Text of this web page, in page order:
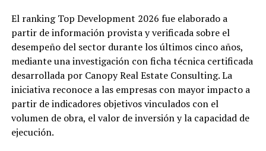
El ranking Top Development 2026 fue elaborado a
partir de información provista y verificada sobre el
desempeño del sector durante los últimos cinco años,
mediante una investigación con ficha técnica certificada
desarrollada por Canopy Real Estate Consulting. La
iniciativa reconoce a las empresas con mayor impacto a
partir de indicadores objetivos vinculados con el
volumen de obra, el valor de inversión y la capacidad de
ejecución.